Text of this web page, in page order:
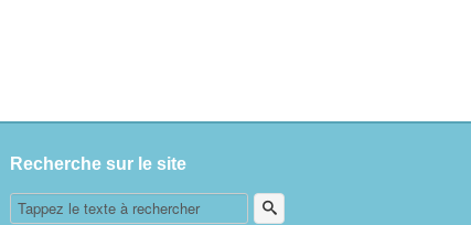
Recherche sur le site